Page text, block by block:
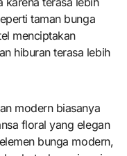
taman bunga
menciptakan
hiburan terasa lebih
modern biasanya
floral yang elegan
bunga modern,